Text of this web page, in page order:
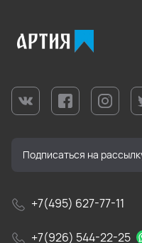
+7(495) 627-77-11
+7(926) 544-22-25